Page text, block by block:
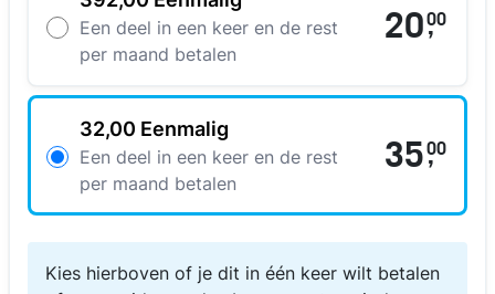
Een deel in een keer en de rest
per maand betalen
20,
00
32,00 Eenmalig
Een deel in een keer en de rest
per maand betalen
35,
00
Kies hierboven of je dit in één keer wilt betalen